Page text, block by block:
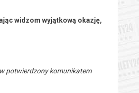
widzom wyjątkową okazję,
potwierdzony komunikatem